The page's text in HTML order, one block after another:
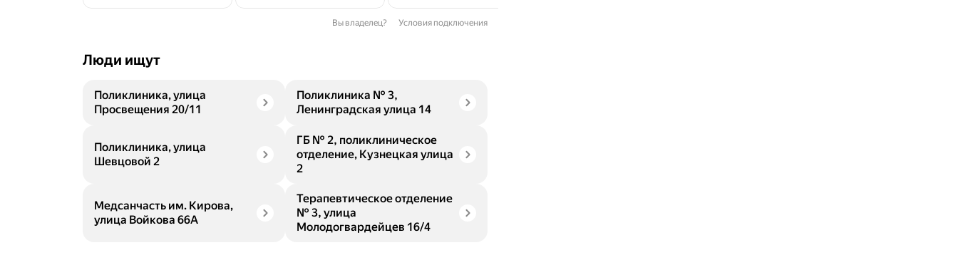
Вы владелец? Условия подключения
Люди ищут
Поликлиника, улица
Просвещения 20/11
Поликлиника № 3,
Ленинградская улица 14
Поликлиника, улица
Шевцовой 2
ГБ № 2, поликлиническое
отделение, Кузнецкая улица
2
Медсанчасть им. Кирова,
улица Войкова 66А
Терапевтическое отделение
№ 3, улица
Молодогвардейцев 16/4